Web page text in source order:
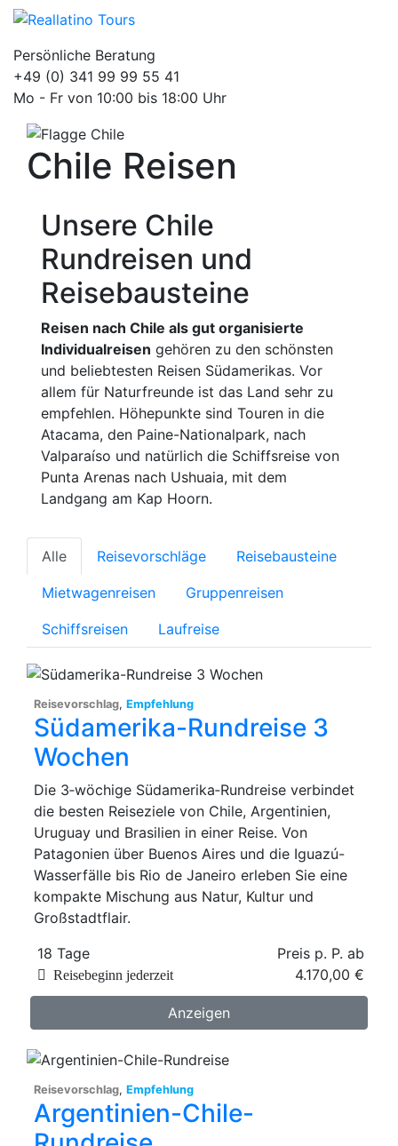
Persönliche Beratung
+49 (0) 341 99 99 55 41
Mo - Fr von 10:00 bis 18:00 Uhr
Chile Reisen
Unsere Chile
Rundreisen und
Reisebausteine
Reisen nach Chile als gut organisierte
Individualreisen gehören zu den schönsten
und beliebtesten Reisen Südamerikas. Vor
allem für Naturfreunde ist das Land sehr zu
empfehlen. Höhepunkte sind Touren in die
Atacama, den Paine-Nationalpark, nach
Valparaíso und natürlich die Schiffsreise von
Punta Arenas nach Ushuaia, mit dem
Landgang am Kap Hoorn.
Alle Reisevorschläge Reisebausteine
Mietwagenreisen Gruppenreisen
Schiffsreisen Laufreise
Reisevorschlag, Empfehlung
Südamerika-Rundreise 3
Wochen
Die 3‑wöchige Südamerika‑Rundreise verbindet
die besten Reiseziele von Chile, Argentinien,
Uruguay und Brasilien in einer Reise. Von
Patagonien über Buenos Aires und die Iguazú-
Wasserfälle bis Rio de Janeiro erleben Sie eine
kompakte Mischung aus Natur, Kultur und
Großstadtflair.
18 Tage
Preis p. P. ab
4.170,00 €
Reisebeginn jederzeit
Anzeigen
Reisevorschlag, Empfehlung
Argentinien-Chile-